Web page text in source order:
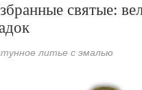
святые:
литье с эмалью